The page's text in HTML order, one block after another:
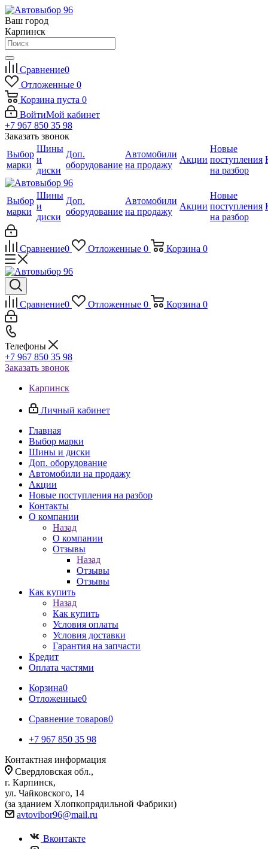
Ваш город
Карпинск
Сравнение0
Отложенные 0
Корзина пуста 0
ВойтиМой кабинет
+7 967 850 35 98
Заказать звонок
Выбор
марки
Шины
и
диски
Доп.
оборудование
Автомобили
на продажу
Акции
Новые
поступления
на разбор
Выбор
марки
Шины
и
диски
Доп.
оборудование
Автомобили
на продажу
Акции
Новые
поступления
на разбор
Сравнение0 Отложенные 0 Корзина 0
Сравнение0 Отложенные 0 Корзина 0
Телефоны
+7 967 850 35 98
Заказать звонок
Карпинск
Личный кабинет
Главная
Выбор марки
Шины и диски
Доп. оборудование
Автомобили на продажу
Акции
Новые поступления на разбор
Контакты
О компании
Назад
О компании
Отзывы
Назад
Отзывы
Отзывы
Как купить
Назад
Как купить
Условия оплаты
Условия доставки
Гарантия на запчасти
Кредит
Оплата частями
Корзина0
Отложенные0
Сравнение товаров0
+7 967 850 35 98
Контактная информация
Свердловская обл.,
г. Карпинск,
ул. Чайковского, 14
(за зданием Хлопкопрядильной Фабрики)
avtovibor96@mail.ru
Вконтакте